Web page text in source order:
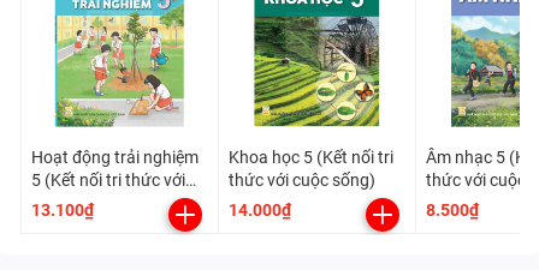
Hoạt động trải nghiệm
5 (Kết nối tri thức với
cuộc sống)
13.100₫
Khoa học 5 (Kết nối tri
thức với cuộc sống)
14.000₫
Âm nhạc 5
thức với cuộc
8.500₫